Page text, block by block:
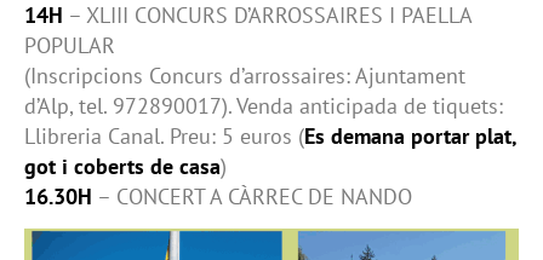
14H – XLIII CONCURS D’ARROSSAIRES I PAELLA
POPULAR
(Inscripcions Concurs d’arrossaires: Ajuntament
d’Alp, tel. 972890017). Venda anticipada de tiquets:
Llibreria Canal. Preu: 5 euros (Es demana portar plat,
got i coberts de casa)
16.30H – CONCERT A CÀRREC DE NANDO